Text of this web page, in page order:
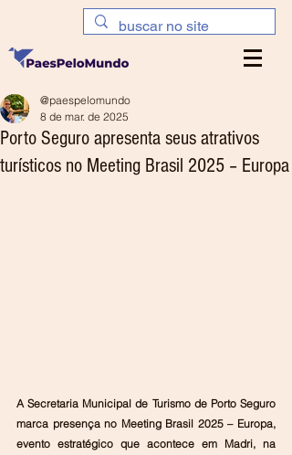
Porto Seguro apresenta seus atrativos
turísticos no Meeting Brasil 2025 – Europa
@paespelomundo
8 de mar. de 2025
A Secretaria Municipal de Turismo de Porto Seguro
marca presença no Meeting Brasil 2025 – Europa,
evento estratégico que acontece em Madri, na